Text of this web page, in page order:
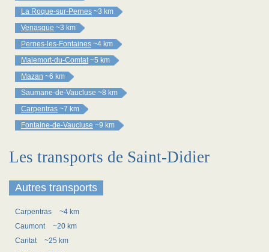
La Roque-sur-Pernes ~3 km
Venasque ~3 km
Pernes-les-Fontaines ~4 km
Malemort-du-Comtat ~5 km
Mazan ~6 km
Saumane-de-Vaucluse ~8 km
Carpentras ~7 km
Fontaine-de-Vaucluse ~9 km
Les transports de Saint-Didier
Autres transports
Carpentras
~4 km
Caumont
~20 km
Caritat
~25 km